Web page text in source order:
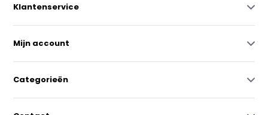
Klantenservice
Mijn account
Categorieën